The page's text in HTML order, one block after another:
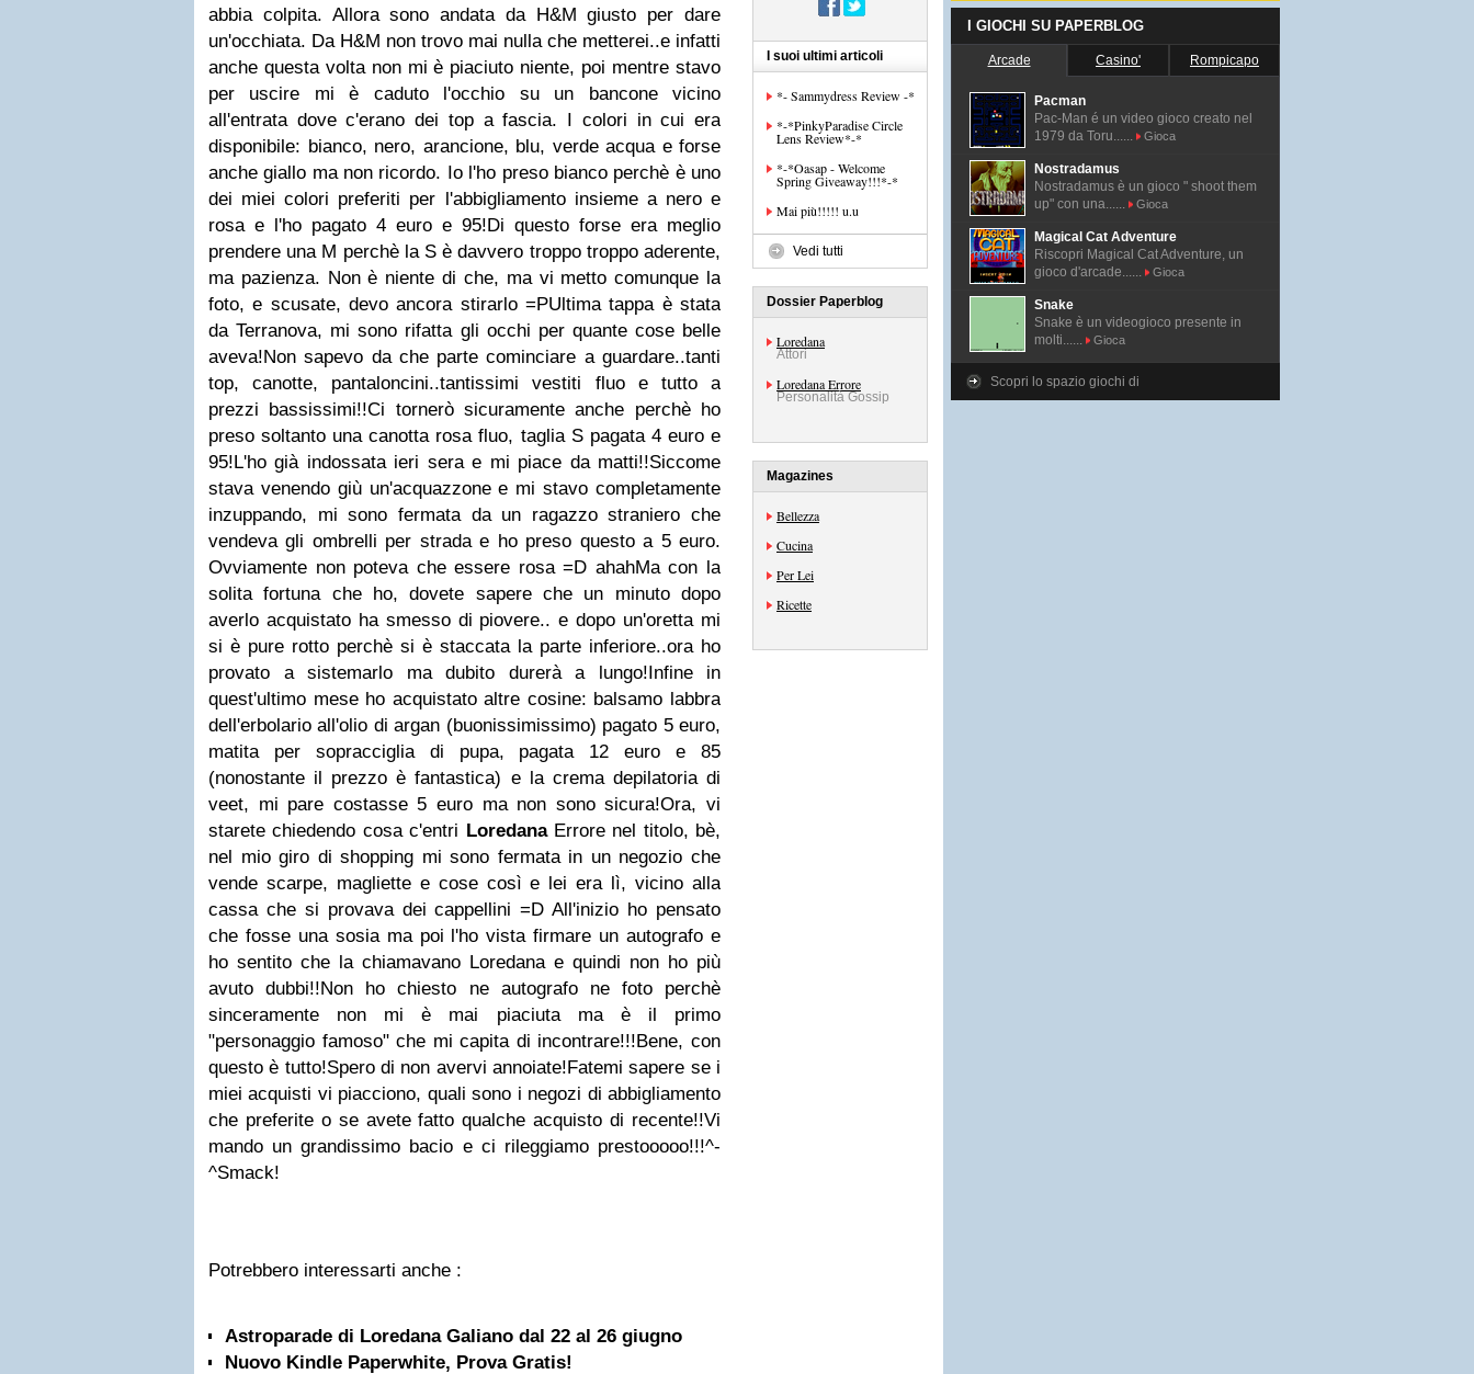
abbia colpita. Allora sono andata da H&M giusto per dare
un'occhiata. Da H&M non trovo mai nulla che metterei..e infatti
anche questa volta non mi è piaciuto niente, poi mentre stavo
per uscire mi è caduto l'occhio su un bancone vicino
all'entrata dove c'erano dei top a fascia. I colori in cui era
disponibile: bianco, nero, arancione, blu, verde acqua e forse
anche giallo ma non ricordo. Io l'ho preso bianco perchè è uno
dei miei colori preferiti per l'abbigliamento insieme a nero e
rosa e l'ho pagato 4 euro e 95!Di questo forse era meglio
prendere una M perchè la S è davvero troppo troppo aderente,
ma pazienza. Non è niente di che, ma vi metto comunque la
foto, e scusate, devo ancora stirarlo =PUltima tappa è stata
da Terranova, mi sono rifatta gli occhi per quante cose belle
aveva!Non sapevo da che parte cominciare a guardare..tanti
top, canotte, pantaloncini..tantissimi vestiti fluo e tutto a
prezzi bassissimi!!Ci tornerò sicuramente anche perchè ho
preso soltanto una canotta rosa fluo, taglia S pagata 4 euro e
95!L'ho già indossata ieri sera e mi piace da matti!!Siccome
stava venendo giù un'acquazzone e mi stavo completamente
inzuppando, mi sono fermata da un ragazzo straniero che
vendeva gli ombrelli per strada e ho preso questo a 5 euro.
Ovviamente non poteva che essere rosa =D ahahMa con la
solita fortuna che ho, dovete sapere che un minuto dopo
averlo acquistato ha smesso di piovere.. e dopo un'oretta mi
si è pure rotto perchè si è staccata la parte inferiore..ora ho
provato a sistemarlo ma dubito durerà a lungo!Infine in
quest'ultimo mese ho acquistato altre cosine: balsamo labbra
dell'erbolario all'olio di argan (buonissimissimo) pagato 5 euro,
matita per sopracciglia di pupa, pagata 12 euro e 85
(nonostante il prezzo è fantastica) e la crema depilatoria di
veet, mi pare costasse 5 euro ma non sono sicura!Ora, vi
starete chiedendo cosa c'entri LoredanaErrore nel titolo, bè,
nel mio giro di shopping mi sono fermata in un negozio che
vende scarpe, magliette e cose così e lei era lì, vicino alla
cassa che si provava dei cappellini =D All'inizio ho pensato
che fosse una sosia ma poi l'ho vista firmare un autografo e
ho sentito che la chiamavano Loredana e quindi non ho più
avuto dubbi!!Non ho chiesto ne autografo ne foto perchè
sinceramente non mi è mai piaciuta ma è il primo
"personaggio famoso" che mi capita di incontrare!!!Bene, con
questo è tutto!Spero di non avervi annoiate!Fatemi sapere se i
miei acquisti vi piacciono, quali sono i negozi di abbigliamento
che preferite o se avete fatto qualche acquisto di recente!!Vi
mando un grandissimo bacio e ci rileggiamo prestooooo!!!^-
^Smack!
Potrebbero interessarti anche :
Astroparade di Loredana Galiano dal 22 al 26 giugno
Nuovo Kindle Paperwhite, Prova Gratis!
I suoi ultimi articoli
*- Sammydress Review -*
*-*PinkyParadise Circle
Lens Review*-*
*-*Oasap - Welcome
Spring Giveaway!!!*-*
Mai più!!!!! u.u
Vedi tutti
Dossier Paperblog
Loredana
Attori
Loredana Errore
Personalità Gossip
Magazines
Bellezza
Cucina
Per Lei
Ricette
I GIOCHI SU PAPERBLOG
Arcade Casino' Rompicapo
Pacman
Pac-Man é un video gioco creato nel
1979 da Toru......
Gioca
Nostradamus
Nostradamus è un gioco " shoot them
up" con una......
Gioca
Magical Cat Adventure
Riscopri Magical Cat Adventure, un
gioco d'arcade......
Gioca
Snake
Snake è un videogioco presente in
molti......
Gioca
Scopri lo spazio giochi di